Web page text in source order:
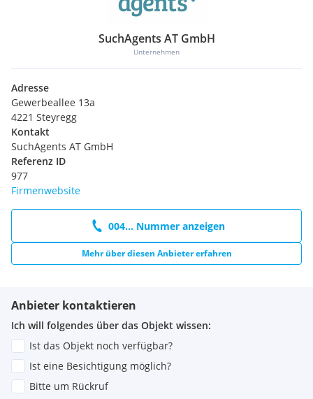
SuchAgents AT GmbH
Unternehmen
Adresse
Gewerbeallee 13a
4221 Steyregg
Kontakt
SuchAgents AT GmbH
Referenz ID
977
Firmenwebsite
004... Nummer anzeigen
Mehr über diesen Anbieter erfahren
Anbieter kontaktieren
Ich will folgendes über das Objekt wissen:
Ist das Objekt noch verfügbar?
Ist eine Besichtigung möglich?
Bitte um Rückruf